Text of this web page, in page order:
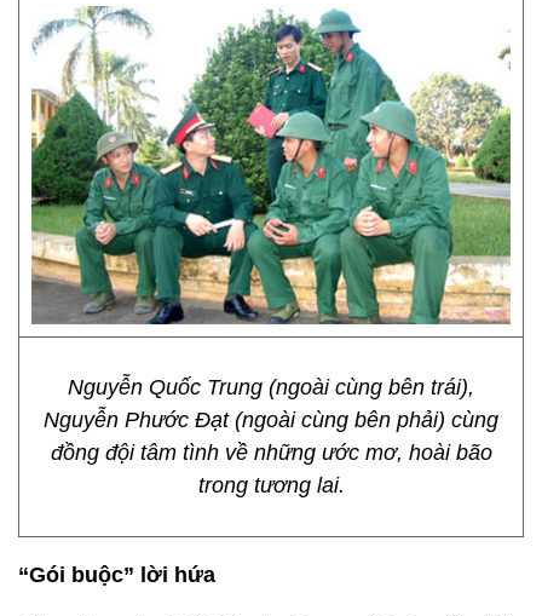
Nguyễn Quốc Trung (ngoài cùng bên trái),
Nguyễn Phước Đạt (ngoài cùng bên phải) cùng
đồng đội tâm tình về những ước mơ, hoài bão
trong tương lai.
“Gói buộc” lời hứa